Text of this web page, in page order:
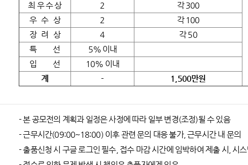
최 우 수 상 2
각 300
우 수 상
2
각 100
장 려 상
4
각 50
특 선
5% 이내
입 선
10% 이내
계
- 1,500만원
- 본 공모전의 계획과 일정은 사정에 따라 일부 변경(조정)될 수 있음
- 근무시간(09:00~18:00) 이후 관련 문의 대응 불가, 근무시간 내 문의
- 출품신청 시 구글 로그인 필수, 접수 마감 시간에 임박하여 제출 시, 시